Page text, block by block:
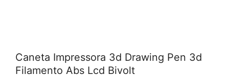
Caneta Impressora 3d Drawing Pen 3d
Filamento Abs Lcd Bivolt